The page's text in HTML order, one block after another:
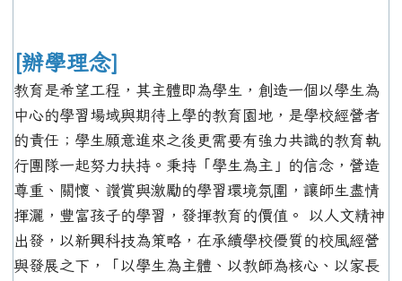
[辦學理念]
教育是希望工程，其主體即為學生，創造一個以學生為
中心的學習場域與期待上學的教育園地，是學校經營者
的責任；學生願意進來之後更需要有強力共識的教育執
行團隊一起努力扶持。秉持「學生為主」的信念，營造
尊重、關懷、讚賞與激勵的學習環境氛圍，讓師生盡情
揮灑，豐富孩子的學習，發揮教育的價值。 以人文精神
出發，以新興科技為策略，在承續學校優質的校風經營
與發展之下，「以學生為主體、以教師為核心、以家長